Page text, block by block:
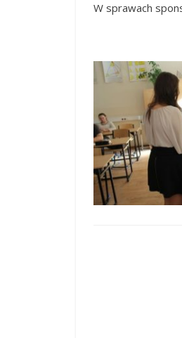
W sprawach